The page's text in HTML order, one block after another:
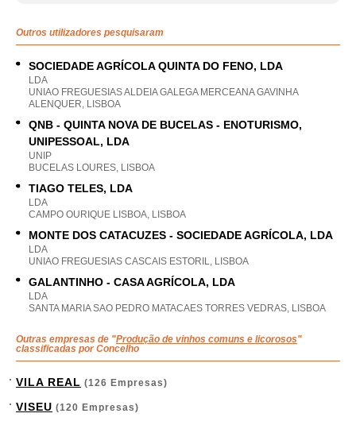
Outros utilizadores pesquisaram
SOCIEDADE AGRÍCOLA QUINTA DO FENO, LDA
LDA
UNIAO FREGUESIAS ALDEIA GALEGA MERCEANA GAVINHA
ALENQUER, LISBOA
QNB - QUINTA NOVA DE BUCELAS - ENOTURISMO,
UNIPESSOAL, LDA
UNIP
BUCELAS LOURES, LISBOA
TIAGO TELES, LDA
LDA
CAMPO OURIQUE LISBOA, LISBOA
MONTE DOS CATACUZES - SOCIEDADE AGRÍCOLA, LDA
LDA
UNIAO FREGUESIAS CASCAIS ESTORIL, LISBOA
GALANTINHO - CASA AGRÍCOLA, LDA
LDA
SANTA MARIA SAO PEDRO MATACAES TORRES VEDRAS, LISBOA
Outras empresas de "Produção de vinhos comuns e licorosos"
classificadas por Concelho
VILA REAL (126 Empresas)
VISEU (120 Empresas)